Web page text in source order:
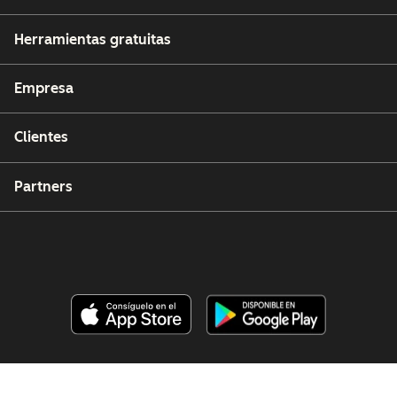
Herramientas gratuitas
Empresa
Clientes
Partners